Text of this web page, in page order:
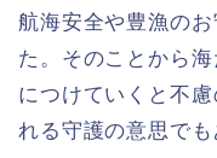
航海安全や豊漁の
た。そのことから
につけていくと不
れる守護の意思でも